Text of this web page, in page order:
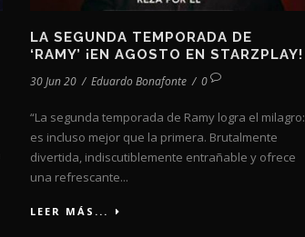
LA SEGUNDA TEMPORADA DE
‘RAMY’ ¡EN AGOSTO EN STARZPLAY!
30 Jun 20 / Eduardo Bonafonte / 0
“La segunda temporada de Ramy logra el milagro:
es incluso mejor que la primera. Brutalmente
divertida, indiscutiblemente entrañable y ofrece
una refrescante...
LEER MÁS...